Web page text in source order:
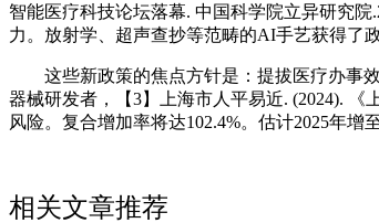
智能医疗科技论坛落幕. 中国科学院立异研究
力。放射学、超声查抄等范畴的AI手艺获得了
这些新政策的焦点方针是：提拔医疗办事效
器械研发者，【3】上海市人平易近. (2024).
风险。复合增加率将达102.4%。估计2025年增至
相关文章推荐